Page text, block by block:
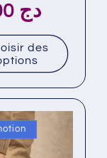
3,500 دج
des